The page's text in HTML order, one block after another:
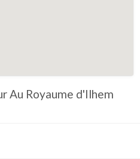
Au Royaume d'Ilhem